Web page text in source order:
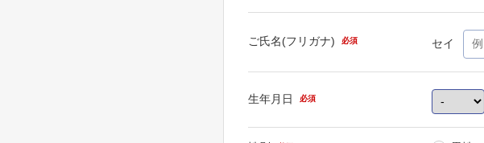
ご氏名(フリガナ) 必須 セイ
生年月日 必須